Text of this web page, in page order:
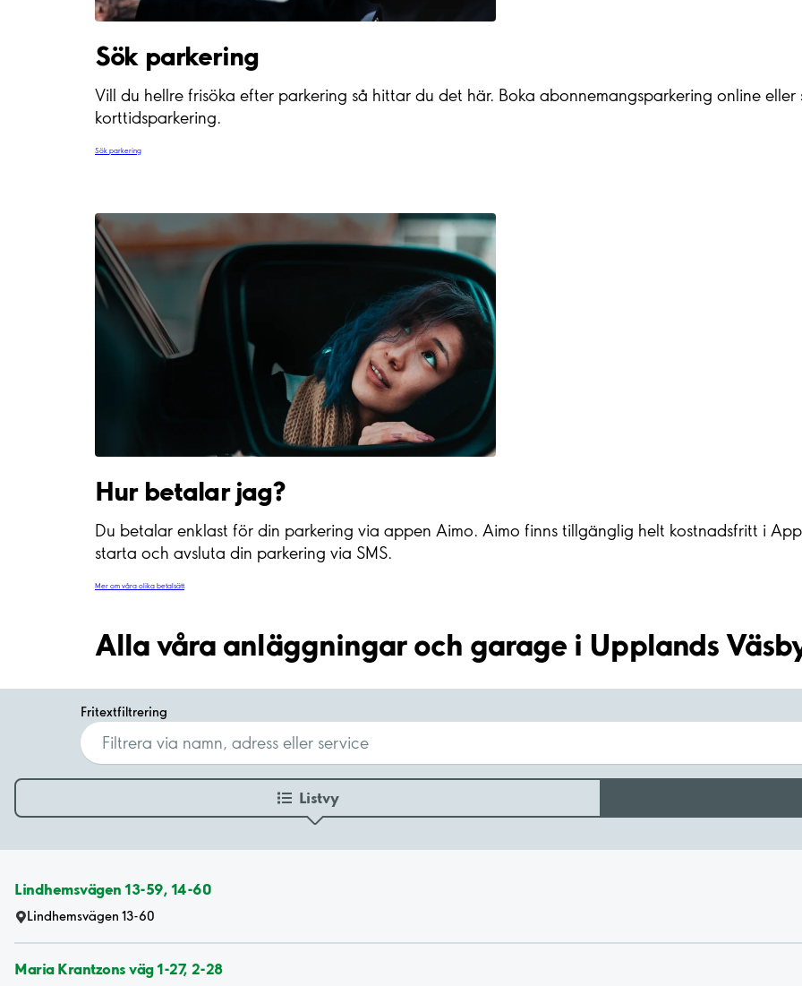
Sök parkering
Vill du hellre frisöka efter parkering så hittar du det här. Boka abonnemangsparkering online
korttidsparkering.
Sök parkering
Hur betalar jag?
Du betalar enklast för din parkering via appen Aimo. Aimo finns tillgänglig helt kostnadsfritt i
starta och avsluta din parkering via SMS.
Mer om våra olika betalsätt
Alla våra anläggningar och garage i Upplands
Fritextfiltrering
Listvy
Lindhemsvägen 13-59, 14-60
Lindhemsvägen 13-60
Maria Krantzons väg 1-27, 2-28